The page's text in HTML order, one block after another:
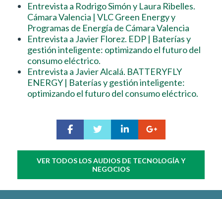
Entrevista a Rodrigo Simón y Laura Ribelles.
Cámara Valencia | VLC Green Energy y
Programas de Energía de Cámara Valencia
Entrevista a Javier Florez. EDP | Baterías y
gestión inteligente: optimizando el futuro del
consumo eléctrico.
Entrevista a Javier Alcalá. BATTERYFLY
ENERGY | Baterías y gestión inteligente:
optimizando el futuro del consumo eléctrico.
VER TODOS LOS AUDIOS DE TECNOLOGÍA Y
NEGOCIOS